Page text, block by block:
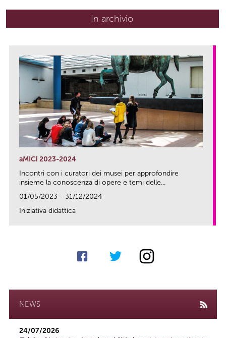
In archivio
aMICi 2023-2024
Incontri con i curatori dei musei per approfondire
insieme la conoscenza di opere e temi delle...
01/05/2023 - 31/12/2024
Iniziativa didattica
NEWS
24/07/2026